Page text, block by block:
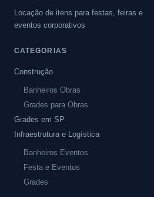
Locação de itens para festas, feiras e
eventos corporativos
CATEGORIAS
Construção
Banheiros Obras
Grades para Obras
Grades em SP
Infraestrutura e Logística
Banheiros Eventos
Festa e Eventos
Grades